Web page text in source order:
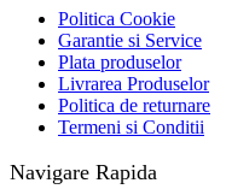
Politica Cookie
Garantie si Service
Plata produselor
Livrarea Produselor
Politica de returnare
Termeni si Conditii
Navigare Rapida